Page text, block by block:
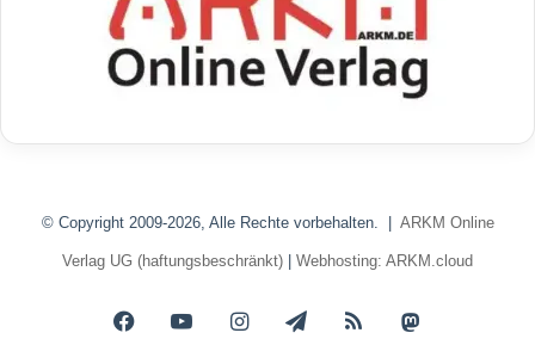
© Copyright 2009-2026, Alle Rechte vorbehalten. | ARKM Online
Verlag UG (haftungsbeschränkt) Webhosting: ARKM.cloud
FacebookYouTubeInstagramTelegramRSS